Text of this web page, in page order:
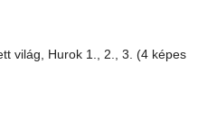
világ, Hurok 1., 2., 3. (4 képes